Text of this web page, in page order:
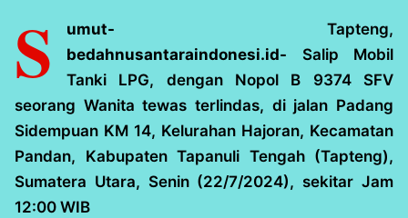
S umut- Tapteng,
bedahnusantaraindonesi.id- Salip Mobil
Tanki LPG, dengan Nopol B 9374 SFV
seorang Wanita tewas terlindas, di jalan Padang
Sidempuan KM 14, Kelurahan Hajoran, Kecamatan
Pandan, Kabupaten Tapanuli Tengah (Tapteng),
Sumatera Utara, Senin (22/7/2024), sekitar Jam
12:00 WIB